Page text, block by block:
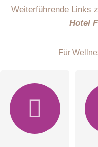
Weiterführende Links
Hotel
Für